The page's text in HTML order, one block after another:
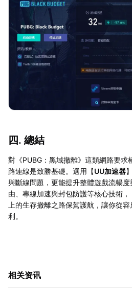
四. 總結
對《PUBG：黑域撤離》這類網路要求
路連線是致勝基礎。選用【UU加速器
與斷線問題，更能提升整體遊戲流暢
由、專線加速與封包防護等核心技術，
上的生存撤離之路保駕護航，讓你從
利。
相关资讯